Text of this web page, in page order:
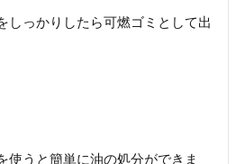
しっかりしたら可燃ゴミとして出
使うと簡単に油の処分ができま